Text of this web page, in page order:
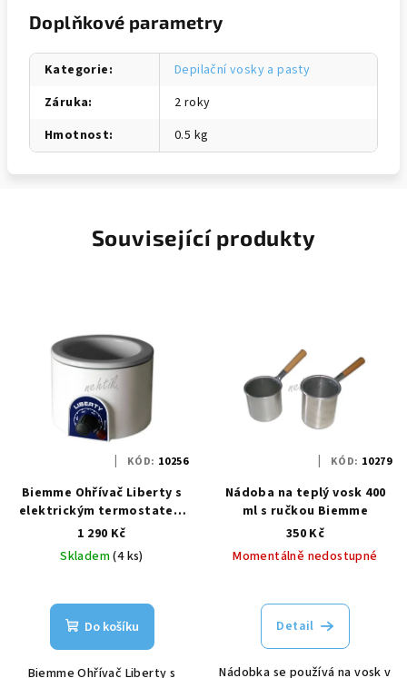
Doplňkové parametry
Kategorie:
Depilační vosky a pasty
Záruka:
2 roky
Hmotnost: 0.5 kg
Související produkty
Biemme Ohřívač Liberty s
elektrickým termostatem
na vosk v plechovce 400 ml
- bílý
1 290 Kč
Skladem(4 ks)
Do košíku
Biemme Ohřívač Liberty s
KÓD: 10256
Nádoba na teplý vosk 400
ml s ručkou Biemme
350 Kč
Momentálně nedostupné
Detail
Nádobka se používá na vosk v
KÓD: 10279